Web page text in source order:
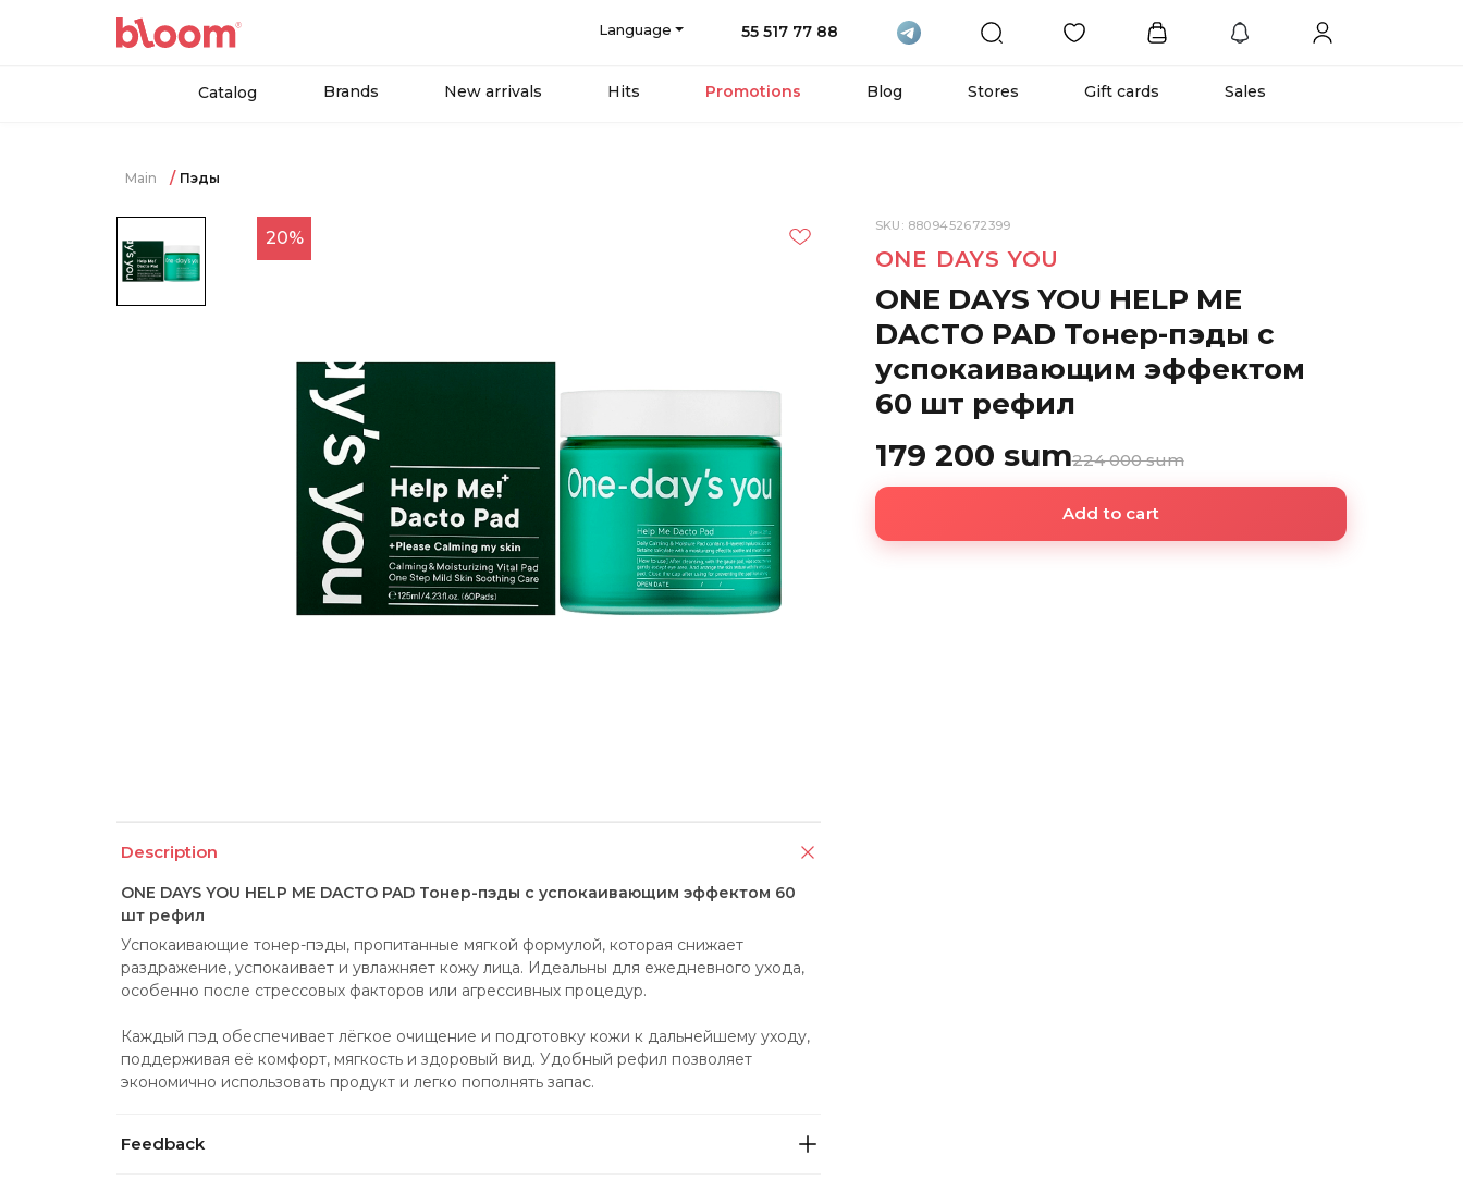
Language 55 517 77 88
Catalog Brands New arrivals Hits Promotions Blog Stores Gift cards Sales
Main Пэды
20%
Description
ONE DAYS YOU HELP ME DACTO PAD Тонер-пэды с успокаивающим эффектом 60
шт рефил
Успокаивающие тонер-пэды, пропитанные мягкой формулой, которая снижает
раздражение, успокаивает и увлажняет кожу лица. Идеальны для ежедневного ухода,
особенно после стрессовых факторов или агрессивных процедур.
Каждый пэд обеспечивает лёгкое очищение и подготовку кожи к дальнейшему уходу,
поддерживая её комфорт, мягкость и здоровый вид. Удобный рефил позволяет
экономично использовать продукт и легко пополнять запас.
Feedback
SKU: 8809452672399
ONE DAYS YOU
ONE DAYS YOU HELP ME
DACTO PAD Тонер-пэды с
успокаивающим эффектом
60 шт рефил
179 200 sum224 000 sum
Add to cart